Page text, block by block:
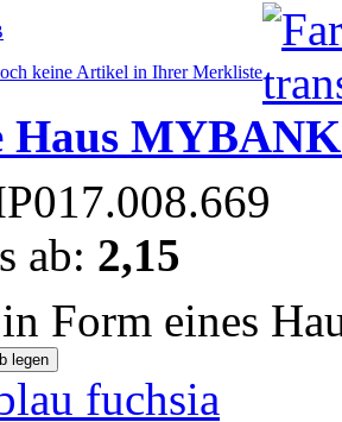
keine Artikel in Ihrer Merkliste
Haus
ab: 2,15
Form eines